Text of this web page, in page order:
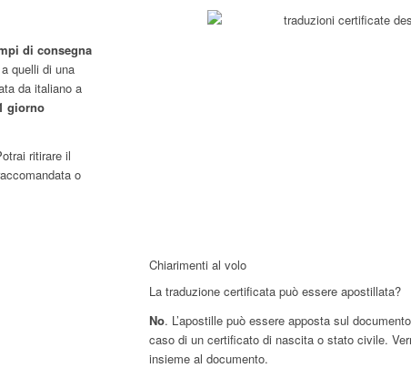
di consegna
quelli di una
da italiano a
giorno
ritirare il
o
Chiarimenti al volo
La traduzione certificata può essere apostillata?
No. L’apostille può essere apposta sul
caso di un certificato di nascita o stato civile.
insieme al documento.